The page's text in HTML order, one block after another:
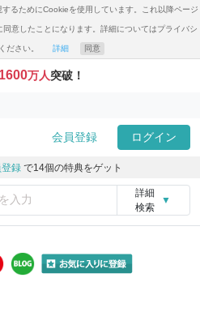
るためにCookieを使用しています。これ以降ページ
意したことになります。詳細についてはプライバシ
ださい。 詳細 同意
1600万人突破！
会員登録 ログイン
録 で14個の特典をゲット
詳細
検索
▼